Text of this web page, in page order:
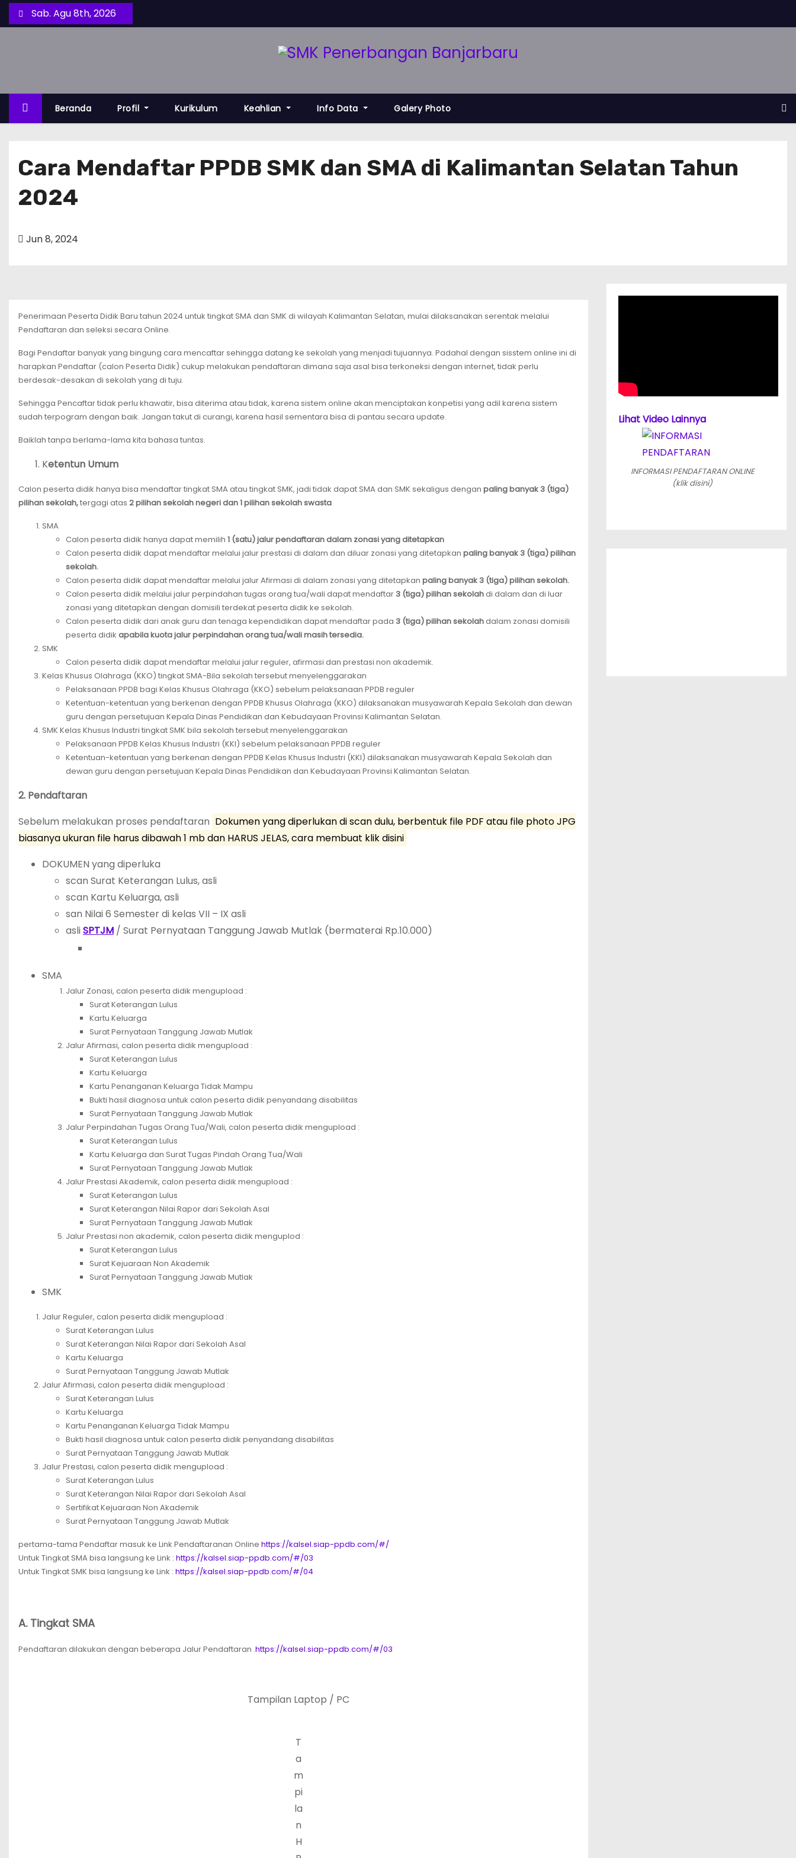
k
o
o
Sab. Agu 8th, 2026
Beranda Profil Kurikulum Keahlian Info Data Galery Photo
Cara Mendaftar PPDB SMK dan SMA di Kalimantan Selatan Tahun
2024
Jun 8, 2024
Penerimaan Peserta Didik Baru tahun 2024 untuk tingkat SMA dan SMK di wilayah Kalimantan Selatan, mulai dilaksanakan serentak melalui
Pendaftaran dan seleksi secara Online.
Bagi Pendaftar banyak yang bingung cara mencaftar sehingga datang ke sekolah yang menjadi tujuannya. Padahal dengan sisstem online ini di
harapkan Pendaftar (calon Peserta Didik) cukup melakukan pendaftaran dimana saja asal bisa terkoneksi dengan internet, tidak perlu
berdesak-desakan di sekolah yang di tuju.
Sehingga Pencaftar tidak perlu khawatir, bisa diterima atau tidak, karena sistem online akan menciptakan konpetisi yang adil karena sistem
sudah terpogram dengan baik. Jangan takut di curangi, karena hasil sementara bisa di pantau secara update.
Baiklah tanpa berlama-lama kita bahasa tuntas.
Ketentun Umum
Calon peserta didik hanya bisa mendaftar tingkat SMA atau tingkat SMK, jadi tidak dapat SMA dan SMK sekaligus dengan paling banyak 3 (tiga)
pilihan sekolah,tergagi atas 2 pilihan sekolah negeri dan 1 pilihan sekolah swasta
SMA
Calon peserta didik hanya dapat memilih 1 (satu) jalur pendaftaran dalam zonasi yang ditetapkan
Calon peserta didik dapat mendaftar melalui jalur prestasi di dalam dan diluar zonasi yang ditetapkan paling banyak 3 (tiga) pilihan
sekolah.
Calon peserta didik dapat mendaftar melalui jalur Afirmasi di dalam zonasi yang ditetapkan paling banyak 3 (tiga) pilihan sekolah.
Calon peserta didik melalui jalur perpindahan tugas orang tua/wali dapat mendaftar3 (tiga) pilihan sekolahdi dalam dan di luar
zonasi yang ditetapkan dengan domisili terdekat peserta didik ke sekolah.
Calon peserta didik dari anak guru dan tenaga kependidikan dapat mendaftar pada 3 (tiga) pilihan sekolahdalam zonasi domisili
peserta didik apabila kuota jalur perpindahan orang tua/wali masih tersedia.
SMK
Calon peserta didik dapat mendaftar melalui jalur reguler, afirmasi dan prestasi non akademik.
Kelas Khusus Olahraga (KKO) tingkat SMA-Bila sekolah tersebut menyelenggarakan
Pelaksanaan PPDB bagi Kelas Khusus Olahraga (KKO) sebelum pelaksanaan PPDB reguler
Ketentuan-ketentuan yang berkenan dengan PPDB Khusus Olahraga (KKO) dilaksanakan musyawarah Kepala Sekolah dan dewan
guru dengan persetujuan Kepala Dinas Pendidikan dan Kebudayaan Provinsi Kalimantan Selatan.
SMK Kelas Khusus Industri tingkat SMK bila sekolah tersebut menyelenggarakan
Pelaksanaan PPDB Kelas Khusus Industri (KKI) sebelum pelaksanaan PPDB reguler
Ketentuan-ketentuan yang berkenan dengan PPDB Kelas Khusus Industri (KKI) dilaksanakan musyawarah Kepala Sekolah dan
dewan guru dengan persetujuan Kepala Dinas Pendidikan dan Kebudayaan Provinsi Kalimantan Selatan.
2. Pendaftaran
Sebelum melakukan proses pendaftaran Dokumen yang diperlukan di scan dulu, berbentuk file PDF atau file photo JPG
biasanya ukuran file harus dibawah 1 mb dan HARUS JELAS, cara membuat klik disini
DOKUMEN yang diperluka
scan Surat Keterangan Lulus, asli
scan Kartu Keluarga, asli
san Nilai 6 Semester di kelas VII – IX asli
asliSPTJM / Surat Pernyataan Tanggung Jawab Mutlak (bermaterai Rp.10.000)
SMA
Jalur Zonasi, calon peserta didik mengupload :
Surat Keterangan Lulus
Kartu Keluarga
Surat Pernyataan Tanggung Jawab Mutlak
Jalur Afirmasi, calon peserta didik mengupload :
Surat Keterangan Lulus
Kartu Keluarga
Kartu Penanganan Keluarga Tidak Mampu
Bukti hasil diagnosa untuk calon peserta didik penyandang disabilitas
Surat Pernyataan Tanggung Jawab Mutlak
Jalur Perpindahan Tugas Orang Tua/Wali, calon peserta didik mengupload :
Surat Keterangan Lulus
Kartu Keluarga dan Surat Tugas Pindah Orang Tua/Wali
Surat Pernyataan Tanggung Jawab Mutlak
Jalur Prestasi Akademik, calon peserta didik mengupload :
Surat Keterangan Lulus
Surat Keterangan Nilai Rapor dari Sekolah Asal
Surat Pernyataan Tanggung Jawab Mutlak
Jalur Prestasi non akademik, calon peserta didik menguplod :
Surat Keterangan Lulus
Surat Kejuaraan Non Akademik
Surat Pernyataan Tanggung Jawab Mutlak
SMK
Jalur Reguler, calon peserta didik mengupload :
Surat Keterangan Lulus
Surat Keterangan Nilai Rapor dari Sekolah Asal
Kartu Keluarga
Surat Pernyataan Tanggung Jawab Mutlak
Jalur Afirmasi, calon peserta didik mengupload :
Surat Keterangan Lulus
Kartu Keluarga
Kartu Penanganan Keluarga Tidak Mampu
Bukti hasil diagnosa untuk calon peserta didik penyandang disabilitas
Surat Pernyataan Tanggung Jawab Mutlak
Jalur Prestasi, calon peserta didik mengupload :
Surat Keterangan Lulus
Surat Keterangan Nilai Rapor dari Sekolah Asal
Sertifikat Kejuaraan Non Akademik
Surat Pernyataan Tanggung Jawab Mutlak
pertama-tama Pendaftar masuk ke Link Pendaftaranan Online https://kalsel.siap-ppdb.com/#/
Untuk Tingkat SMA bisa langsung ke Link : https://kalsel.siap-ppdb.com/#/03
Untuk Tingkat SMK bisa langsung ke Link : https://kalsel.siap-ppdb.com/#/04
A. Tingkat SMA
Pendaftaran dilakukan dengan beberapa Jalur Pendaftaran .https://kalsel.siap-ppdb.com/#/03
Tampilan Laptop / PC
T
a
m
pi
la
n
H
Lihat Video Lainnya
INFORMASI PENDAFTARAN ONLINE
(klik disini)